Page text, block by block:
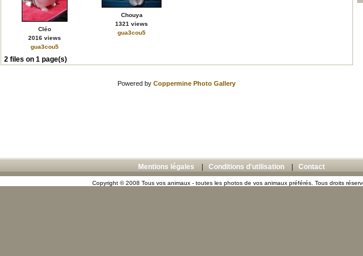
Cléo
2016 views
gua3cou5
Chouya
1321 views
gua3cou5
2 files on 1 page(s)
Powered by Coppermine Photo Gallery
Mentions légales Conditions d'utilisation Contact
Copyright © 2008 Tous vos animaux - toutes les photos de vos animaux préférés. Tous droits